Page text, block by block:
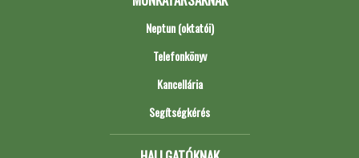
Neptun (oktatói)
Telefonkönyv
Kancellária
Segítségkérés